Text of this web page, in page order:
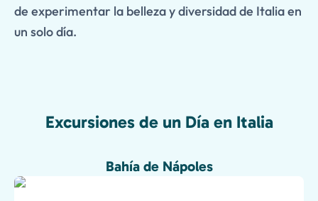
de experimentar la belleza y diversidad de Italia en
un solo día.
Excursiones de un Día en Italia
Bahía de Nápoles